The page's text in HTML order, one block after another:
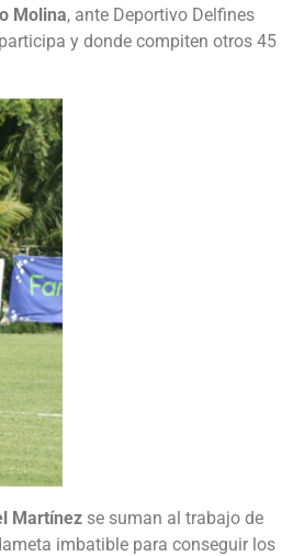
Molina, ante Deportivo Delfines
y donde compiten otros 45
Martínez se suman al trabajo de
imbatible para conseguir los